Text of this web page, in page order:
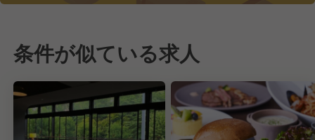
条件が似ている求人